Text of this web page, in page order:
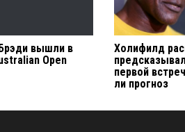
вышли в
Open
Холифилд
первой
ли прогноз